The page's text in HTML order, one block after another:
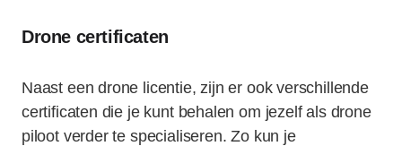
Drone certificaten
Naast een drone licentie, zijn er ook verschillende
certificaten die je kunt behalen om jezelf als drone
piloot verder te specialiseren. Zo kun je